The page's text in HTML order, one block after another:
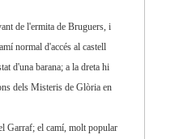
de l'ermita de Bruguers, i
normal d'accés al castell
d'una barana; a la dreta hi
dels Misteris de Glòria en
Garraf; el camí, molt popular